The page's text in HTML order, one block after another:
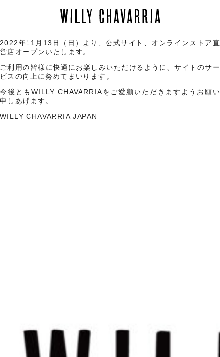
2022年11月13日（日）より、公式サイト、オンラインストア直
営店オープンいたします。
ご利用の皆様に快適にお楽しみいただけるように、サイトのサー
ビスの向上に努めてまいります。
今後ともWILLY CHAVARRIAをご愛顧いただきますようお願い
申しあげます。
WILLY CHAVARRIA JAPAN